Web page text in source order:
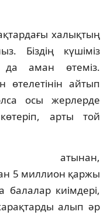
халықтың
Біздің күшіміз
да аман өтеміз.
өтелетінін айтып
осы жерлерде
арты той
атынан,
5 миллион қаржы
киімдері,
алып әр